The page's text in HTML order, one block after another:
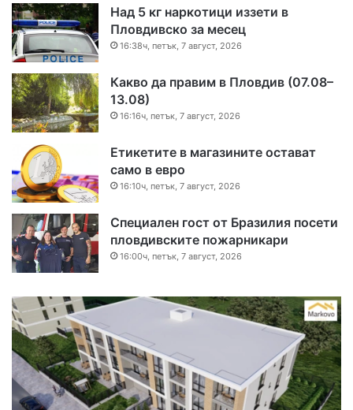
Над 5 кг наркотици иззети в
Пловдивско за месец
16:38ч, петък, 7 август, 2026
Какво да правим в Пловдив (07.08–
13.08)
16:16ч, петък, 7 август, 2026
Етикетите в магазините остават
само в евро
16:10ч, петък, 7 август, 2026
Специален гост от Бразилия посети
пловдивските пожарникари
16:00ч, петък, 7 август, 2026